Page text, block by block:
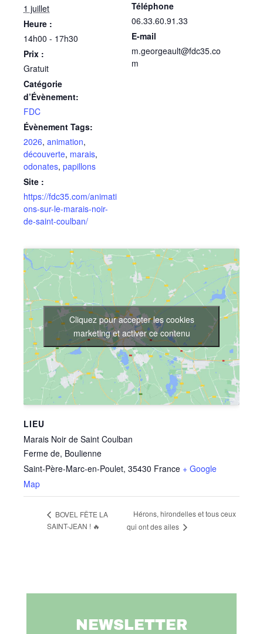
1 juillet
Heure :
14h00 - 17h30
Prix :
Gratuit
Catégorie
d’Évènement:
FDC
Évènement Tags:
2026, animation,
découverte, marais,
odonates, papillons
Site :
https://fdc35.com/animati
ons-sur-le-marais-noir-
de-saint-coulban/
Téléphone
06.33.60.91.33
E-mail
m.georgeault@fdc35.co
m
LIEU
Marais Noir de Saint Coulban
Ferme de, Boulienne
Saint-Père-Marc-en-Poulet, 35430 France + Google
Map
Cliquez pour accepter les cookies
marketing et activer ce contenu
BOVEL FÊTE LA
SAINT-JEAN ! 🔥
Hérons, hirondelles et tous ceux
qui ont des ailes
NEWSLETTER